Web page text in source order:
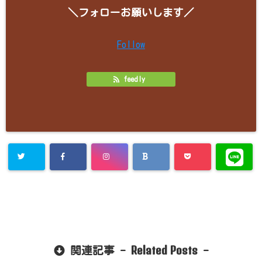
＼フォローお願いします／
Follow
feedly
関連記事 - Related Posts-